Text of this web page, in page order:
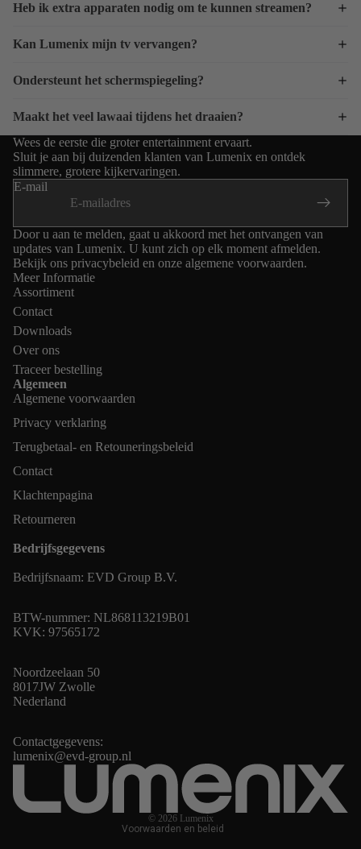
Heb ik extra apparaten nodig om te kunnen streamen?
Kan Lumenix mijn tv vervangen?
Ondersteunt het schermspiegeling?
Maakt het veel lawaai tijdens het draaien?
Wees de eerste die groter entertainment ervaart.
Sluit je aan bij duizenden klanten van Lumenix en ontdek
slimmere, grotere kijkervaringen.
E-mail
Door u aan te melden, gaat u akkoord met het ontvangen van
updates van Lumenix. U kunt zich op elk moment afmelden.
Bekijk ons privacybeleid en onze algemene voorwaarden.
Meer Informatie
Assortiment
Contact
Downloads
Over ons
Traceer bestelling
Algemeen
Algemene voorwaarden
Privacy verklaring
Terugbetaal- en Retouneringsbeleid
Contact
Klachtenpagina
Retourneren
Bedrijfsgegevens
Bedrijfsnaam: EVD Group B.V.
BTW-nummer: NL868113219B01
KVK: 97565172
Noordzeelaan 50
8017JW Zwolle
Nederland
Contactgegevens:
lumenix@evd-group.nl
© 2026 Lumenix
Voorwaarden en beleid
Privacybeleid
Contactgegevens
Wettelijke kennisgeving
Verzendbeleid